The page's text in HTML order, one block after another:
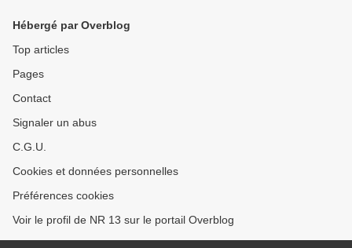
Hébergé par Overblog
Top articles
Pages
Contact
Signaler un abus
C.G.U.
Cookies et données personnelles
Préférences cookies
Voir le profil de NR 13 sur le portail Overblog